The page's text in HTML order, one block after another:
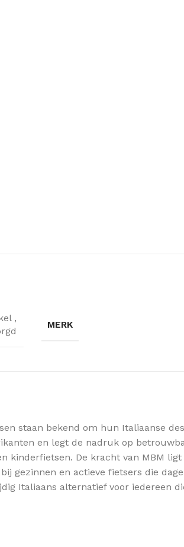
,
MERK
staan bekend om hun Italiaanse
en legt de nadruk op
kinderfietsen. De kracht van MBM
gezinnen en actieve fietsers die
Italiaans alternatief voor iedereen